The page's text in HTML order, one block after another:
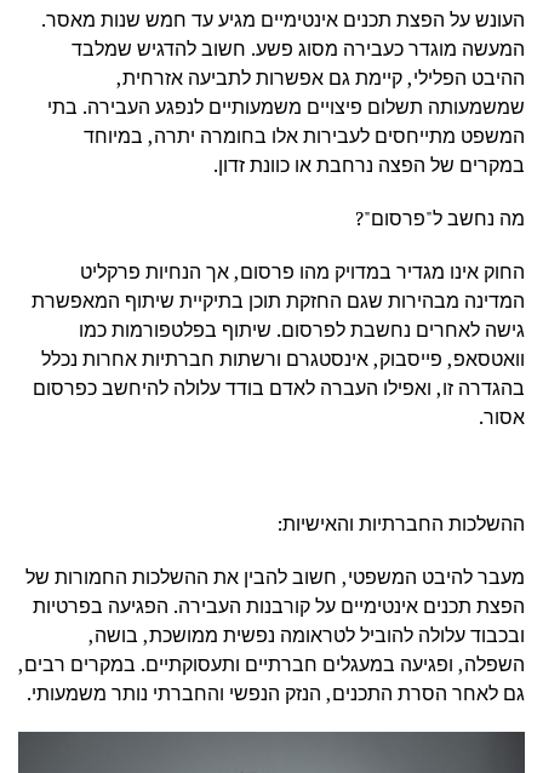
העונש על הפצת תכנים אינטימיים מגיע עד חמש שנות מאסר.
המעשה מוגדר כעבירה מסוג פשע. חשוב להדגיש שמלבד
ההיבט הפלילי, קיימת גם אפשרות לתביעה אזרחית,
שמשמעותה תשלום פיצויים משמעותיים לנפגע העבירה. בתי
המשפט מתייחסים לעבירות אלו בחומרה יתרה, במיוחד
במקרים של הפצה נרחבת או כוונת זדון.
מה נחשב ל"פרסום"?
החוק אינו מגדיר במדויק מהו פרסום, אך הנחיות פרקליט
המדינה מבהירות שגם החזקת תוכן בתיקיית שיתוף המאפשרת
גישה לאחרים נחשבת לפרסום. שיתוף בפלטפורמות כמו
וואטסאפ, פייסבוק, אינסטגרם ורשתות חברתיות אחרות נכלל
בהגדרה זו, ואפילו העברה לאדם בודד עלולה להיחשב כפרסום
אסור.
ההשלכות החברתיות והאישיות:
מעבר להיבט המשפטי, חשוב להבין את ההשלכות החמורות של
הפצת תכנים אינטימיים על קורבנות העבירה. הפגיעה בפרטיות
ובכבוד עלולה להוביל לטראומה נפשית ממושכת, בושה,
השפלה, ופגיעה במעגלים חברתיים ותעסוקתיים. במקרים רבים,
גם לאחר הסרת התכנים, הנזק הנפשי והחברתי נותר משמעותי.